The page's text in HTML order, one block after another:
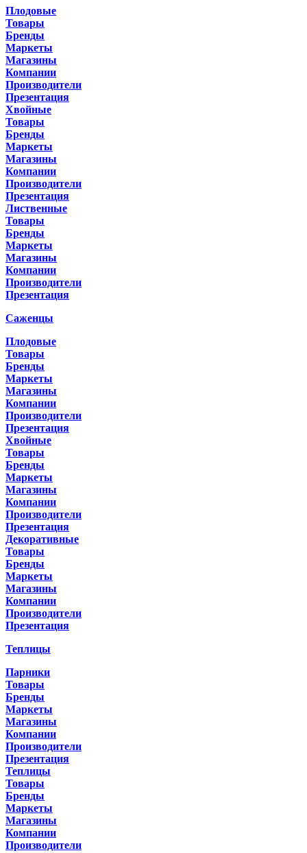
Плодовые
Товары
Бренды
Маркеты
Магазины
Компании
Производители
Презентация
Хвойные
Товары
Бренды
Маркеты
Магазины
Компании
Производители
Презентация
Лиственные
Товары
Бренды
Маркеты
Магазины
Компании
Производители
Презентация
Саженцы
Плодовые
Товары
Бренды
Маркеты
Магазины
Компании
Производители
Презентация
Хвойные
Товары
Бренды
Маркеты
Магазины
Компании
Производители
Презентация
Декоративные
Товары
Бренды
Маркеты
Магазины
Компании
Производители
Презентация
Теплицы
Парники
Товары
Бренды
Маркеты
Магазины
Компании
Производители
Презентация
Теплицы
Товары
Бренды
Маркеты
Магазины
Компании
Производители